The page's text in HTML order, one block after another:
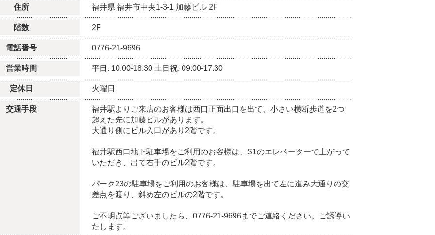
住所 福井県 福井市中央1-3-1 加藤ビル 2F
階数 2F
電話番号 0776-21-9696
営業時間 平日: 10:00-18:30 土日祝: 09:00-17:30
定休日 火曜日
交通手段
福井駅よりご来店のお客様は西口正面出口を出て、小さい横断歩道を2つ
超えた先に加藤ビルがあります。
大通り側にビル入口があり2階です。
福井駅西口地下駐車場をご利用のお客様は、S1のエレベーターで上がって
いただき、出て右手のビル2階です。
パーク23の駐車場をご利用のお客様は、駐車場を出て左に進み大通りの交
差点を渡り、斜め左のビルの2階です。
ご不明点等ございましたら、0776-21-9696までご連絡ください。ご誘導い
たします。